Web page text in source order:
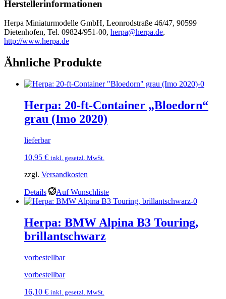
Herstellerinformationen
Herpa Miniaturmodelle GmbH, Leonrodstraße 46/47, 90599
Dietenhofen, Tel. 09824/951-00, herpa@herpa.de,
http://www.herpa.de
Ähnliche Produkte
Herpa: 20-ft-Container „Bloedorn“
grau (Imo 2020)
lieferbar
10,95 € inkl. gesetzl. MwSt.
zzgl. Versandkosten
Details Auf Wunschliste
Herpa: BMW Alpina B3 Touring,
brillantschwarz
vorbestellbar
vorbestellbar
16,10 € inkl. gesetzl. MwSt.